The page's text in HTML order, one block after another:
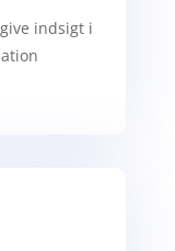
indsigt i